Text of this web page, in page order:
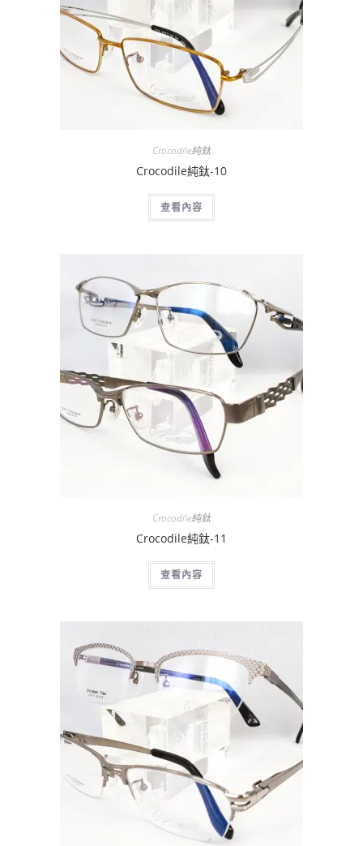
Crocodile純鈦
Crocodile純鈦-10
查看內容
Crocodile純鈦
Crocodile純鈦-11
查看內容